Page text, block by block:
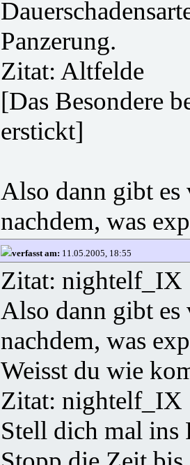
Panzerung.
Zitat: Altfelde
[Das Besondere
erstickt]
Also dann gibt es
nachdem, was
verfasst am: 11.05.2005, 18:55
Zitat: nightelf_IX
Also dann gibt es
nachdem, was
Weisst du wie
Zitat: nightelf_IX
Stell dich mal ins